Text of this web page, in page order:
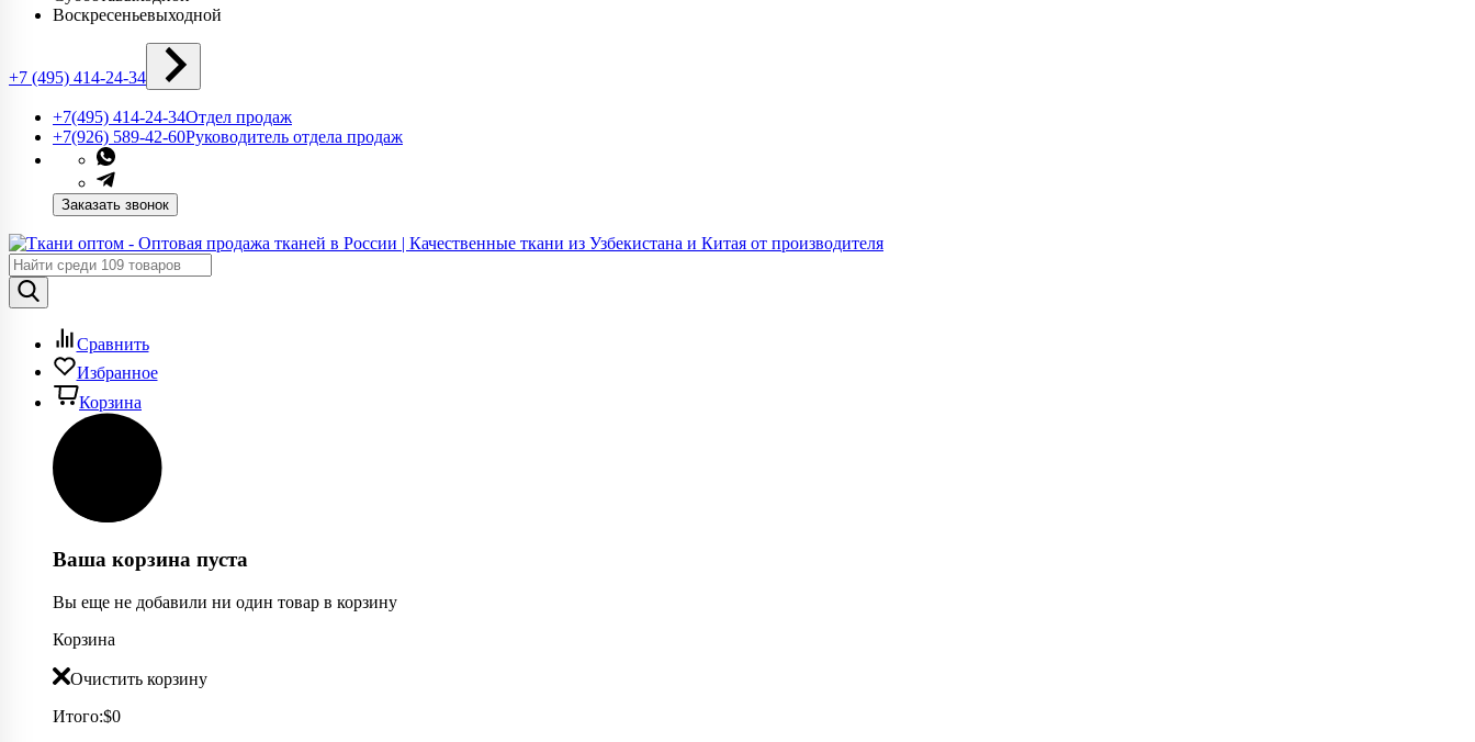
Воскресеньевыходной
+7 (495) 414-24-34
+7(495) 414-24-34​Отдел продаж
+7(926) 589-42-60Руководитель отдела продаж
Заказать звонок
Сравнить
Избранное
Корзина
Ваша корзина пуста
Вы еще не добавили ни один товар в корзину
Корзина
Очистить корзину
Итого:$0